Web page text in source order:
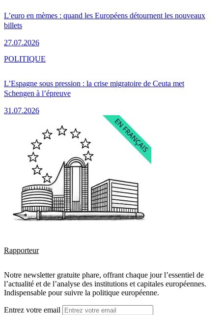
L’euro en mèmes : quand les Européens détournent les nouveaux
billets
27.07.2026
L’Espagne sous pression : la crise migratoire de Ceuta met
Schengen à l’épreuve
31.07.2026
POLITIQUE
Rapporteur
Notre newsletter gratuite phare, offrant chaque jour l’essentiel de
l’actualité et de l’analyse des institutions et capitales européennes.
Indispensable pour suivre la politique européenne.
Entrez votre email